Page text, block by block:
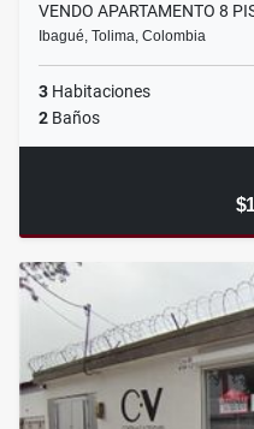
VENDO APARTAMENTO 8
Ibagué, Tolima, Colombia
3 Habitaciones
2 Baños